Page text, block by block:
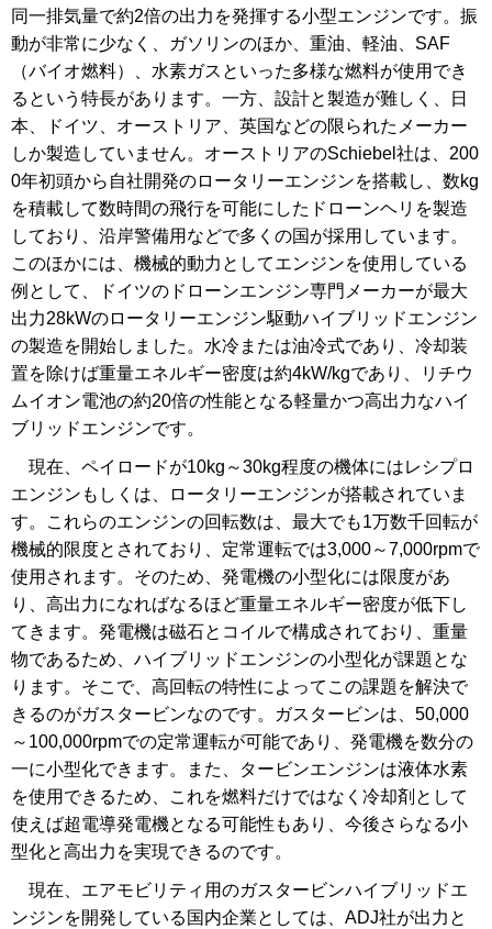
同一排気量で約2倍の出力を発揮する小型エンジンです。振
動が非常に少なく、ガソリンのほか、重油、軽油、SAF
（バイオ燃料）、水素ガスといった多様な燃料が使用でき
るという特長があります。一方、設計と製造が難しく、日
本、ドイツ、オーストリア、英国などの限られたメーカー
しか製造していません。オーストリアのSchiebel社は、200
0年初頭から自社開発のロータリーエンジンを搭載し、数kg
を積載して数時間の飛行を可能にしたドローンヘリを製造
しており、沿岸警備用などで多くの国が採用しています。
このほかには、機械的動力としてエンジンを使用している
例として、ドイツのドローンエンジン専門メーカーが最大
出力28kWのロータリーエンジン駆動ハイブリッドエンジン
の製造を開始しました。水冷または油冷式であり、冷却装
置を除けば重量エネルギー密度は約4kW/kgであり、リチウ
ムイオン電池の約20倍の性能となる軽量かつ高出力なハイ
ブリッドエンジンです。
現在、ペイロードが10kg～30kg程度の機体にはレシプロ
エンジンもしくは、ロータリーエンジンが搭載されていま
す。これらのエンジンの回転数は、最大でも1万数千回転が
機械的限度とされており、定常運転では3,000～7,000rpmで
使用されます。そのため、発電機の小型化には限度があ
り、高出力になればなるほど重量エネルギー密度が低下し
てきます。発電機は磁石とコイルで構成されており、重量
物であるため、ハイブリッドエンジンの小型化が課題とな
ります。そこで、高回転の特性によってこの課題を解決で
きるのがガスタービンなのです。ガスタービンは、50,000
～100,000rpmでの定常運転が可能であり、発電機を数分の
一に小型化できます。また、タービンエンジンは液体水素
を使用できるため、これを燃料だけではなく冷却剤として
使えば超電導発電機となる可能性もあり、今後さらなる小
型化と高出力を実現できるのです。
現在、エアモビリティ用のガスタービンハイブリッドエ
ンジンを開発している国内企業としては、ADJ社が出力と